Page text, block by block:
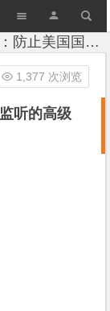
局（NSA）监听的高级Tor客户
听的高级
1,377 次浏览